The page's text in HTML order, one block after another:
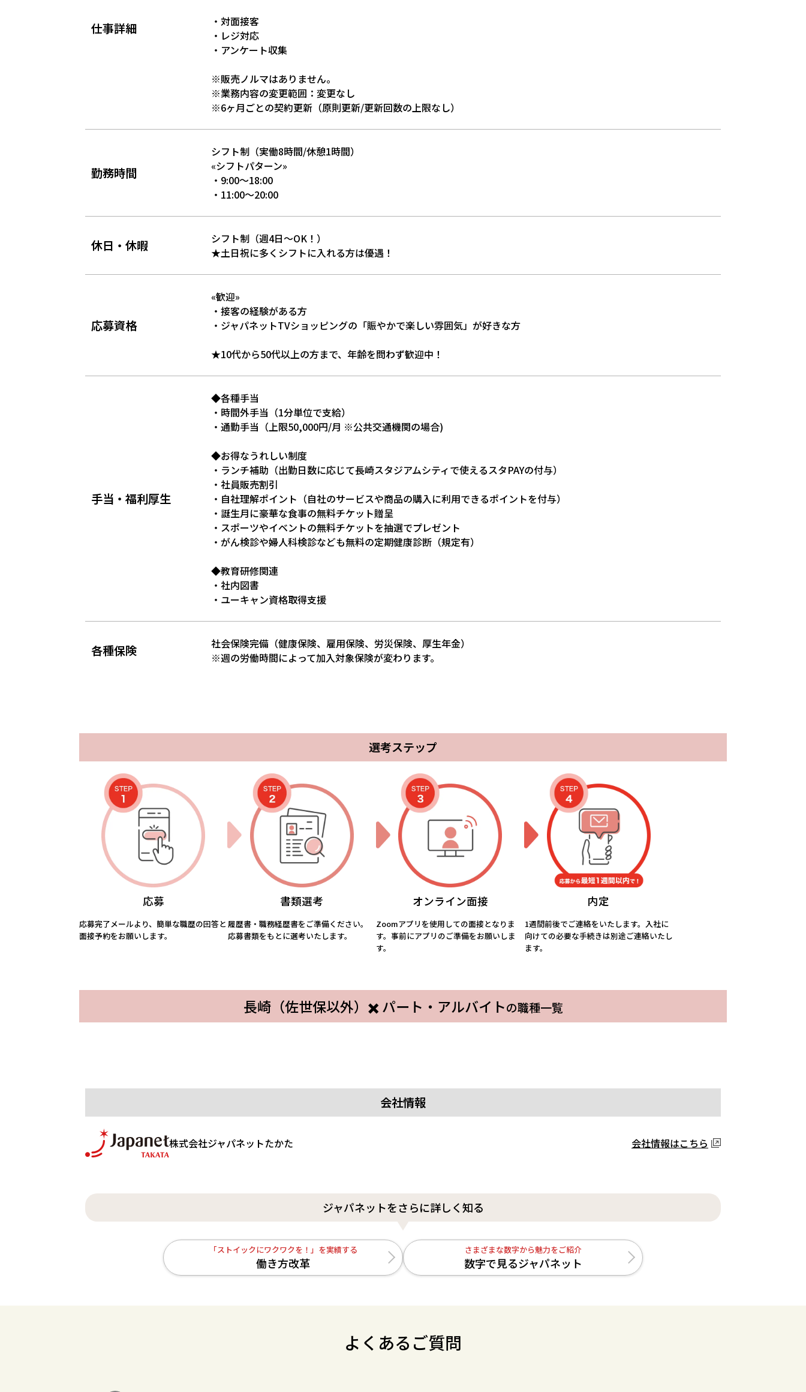
仕事詳細
・対面接客
・レジ対応
・アンケート収集
※販売ノルマはありません。
※業務内容の変更範囲：変更なし
※6ヶ月ごとの契約更新（原則更新/更新回数の上限なし）
勤務時間
シフト制（実働8時間/休憩1時間）
«シフトパターン»
・9:00～18:00
・11:00～20:00
休日・休暇
シフト制（週4日～OK！）
★土日祝に多くシフトに入れる方は優遇！
応募資格
«歓迎»
・接客の経験がある方
・ジャパネットTVショッピングの「賑やかで楽しい雰囲気」が好きな方
★10代から50代以上の方まで、年齢を問わず歓迎中！
手当・福利厚生
◆各種手当
・時間外手当（1分単位で支給）
・通勤手当（上限50,000円/月 ※公共交通機関の場合)
◆お得なうれしい制度
・ランチ補助（出勤日数に応じて長崎スタジアムシティで使えるスタPAYの付与）
・社員販売割引
・自社理解ポイント（自社のサービスや商品の購入に利用できるポイントを付与）
・誕生月に豪華な食事の無料チケット贈呈
・スポーツやイベントの無料チケットを抽選でプレゼント
・がん検診や婦人科検診なども無料の定期健康診断（規定有）
◆教育研修関連
・社内図書
・ユーキャン資格取得支援
各種保険 社会保険完備 （健康保険、雇用保険、労災保険、厚生年金）
※週の労働時間によって加入対象保険が変わります。
選考ステップ
応募
応募完了メールより、簡単な職歴の回答と
面接予約をお願いします。
書類選考
履歴書・職務経歴書をご準備ください。
応募書類をもとに選考いたします。
オンライン面接
Zoomアプリを使用しての面接となりま
す。事前にアプリのご準備をお願いしま
す。
内定
1週間前後でご連絡をいたします。入社に
向けての必要な手続きは別途ご連絡いたし
ます。
長崎（佐世保以外）✖️ パート・アルバイトの職種一覧
スタジアムシティ
パート・アルバイト スタジアムシティ
長崎スタジアムシティ店舗の受
付・サポート事務
パート・アルバイト スタジアムシティ
マーケティング事務
パート・アルバイト スタジアムシティ
パート・アルバイト
＜調理職＞🌸オープンポジション
🌸
スポーツ施設の管理人
ランの接客
『ジャパレクラボ』の接客スタッ
フ（家電商品のお試し・レジ応
対）
結婚式・パーティーのサービスス
タッフ
ッチン・ホールスタッフ
アミューズメント施設での接客・
会社情報
株式会社ジャパネットたかた 会社情報はこちら
ジャパネットをさらに詳しく知る
「ストイックにワクワクを！」を実績する
働き方改革
さまざまな数字から魅力をご紹介
数字で見るジャパネット
よくあるご質問